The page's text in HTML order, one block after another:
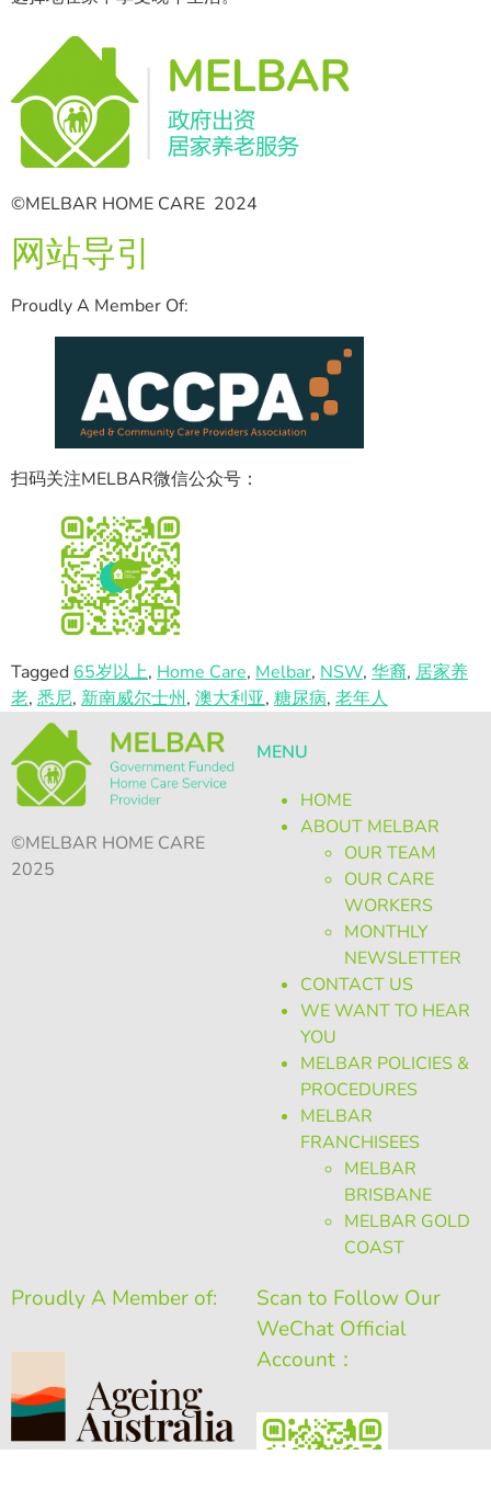
©MELBAR HOME CARE 2024
网站导引
Proudly A Member Of:
扫码关注MELBAR微信公众号：
Tagged 65岁以上, Home Care, Melbar, NSW, 华裔, 居家养
老, 悉尼, 新南威尔士州, 澳大利亚, 糖尿病, 老年人
©MELBAR HOME CARE
2025
MENU
HOME
ABOUT MELBAR
OUR TEAM
OUR CARE
WORKERS
MONTHLY
NEWSLETTER
CONTACT US
WE WANT TO HEAR
YOU
MELBAR POLICIES &
PROCEDURES
MELBAR
FRANCHISEES
MELBAR
BRISBANE
MELBAR GOLD
COAST
Proudly A Member of:
Scan to Follow Our
WeChat Official
Account：